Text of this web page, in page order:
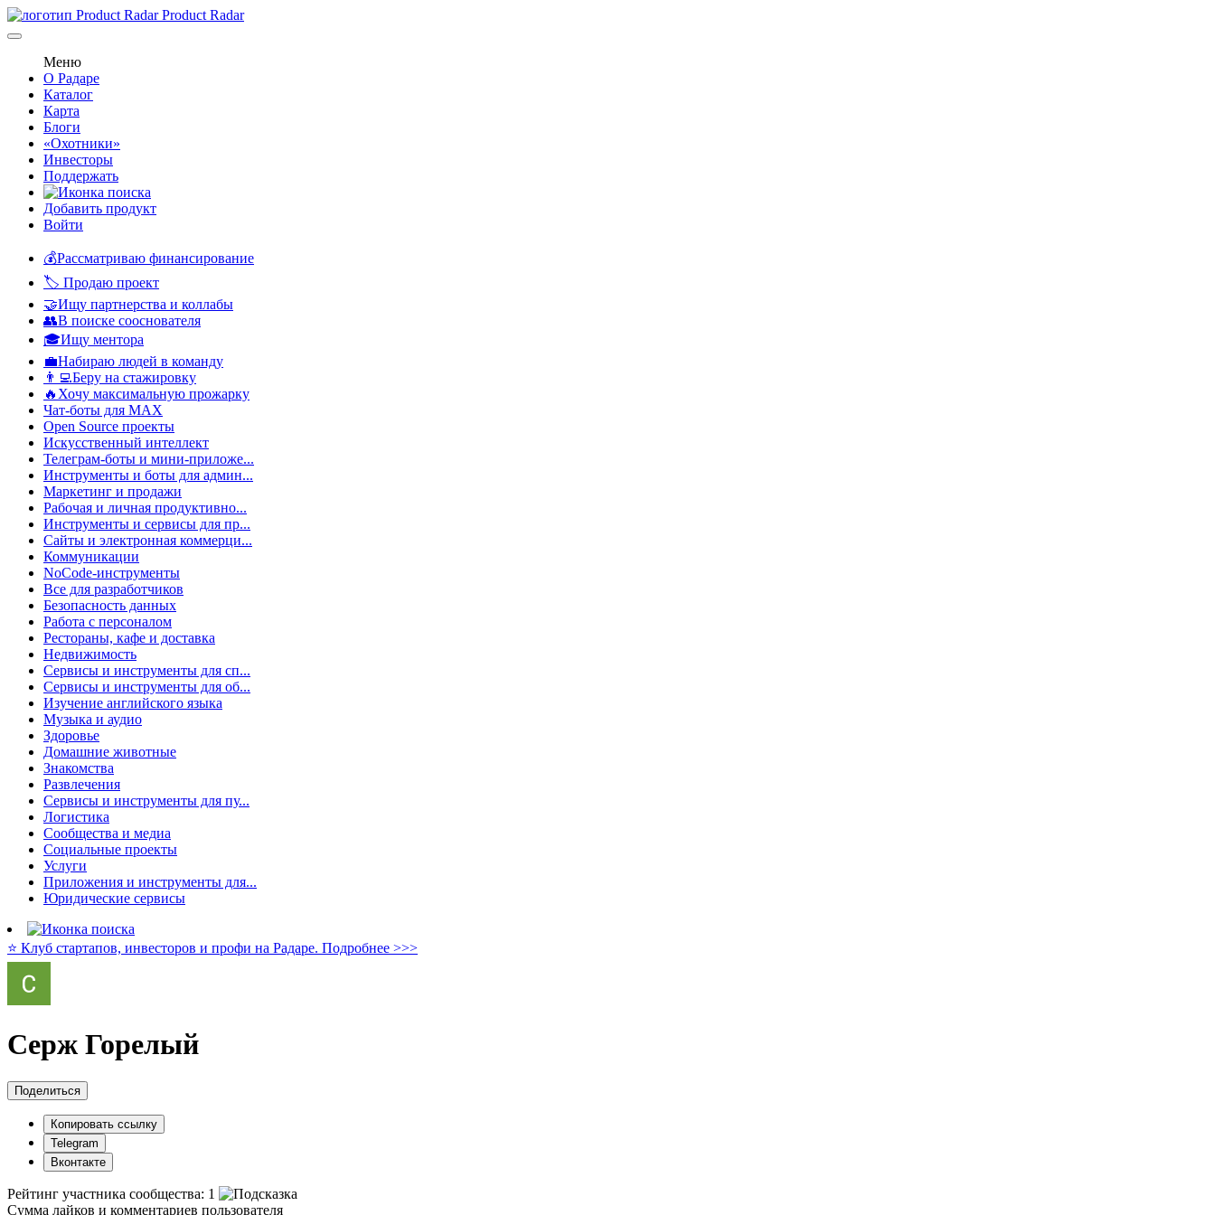
Product Radar
Меню
О Радаре
Каталог
Карта
Блоги
«Охотники»
Инвесторы
Поддержать
Добавить продукт
Войти
💰Рассматриваю финансирование
🏷️ Продаю проект
🤝Ищу партнерства и коллабы
👥В поиске сооснователя
🎓Ищу ментора
💼Набираю людей в команду
👨‍💻Беру на стажировку
🔥Хочу максимальную прожарку
Чат-боты для MAX
Open Source проекты
Искусственный интеллект
Телеграм-боты и мини-приложе...
Инструменты и боты для админ...
Маркетинг и продажи
Рабочая и личная продуктивно...
Инструменты и сервисы для пр...
Сайты и электронная коммерци...
Коммуникации
NoCode-инструменты
Все для разработчиков
Безопасность данных
Работа с персоналом
Рестораны, кафе и доставка
Недвижимость
Сервисы и инструменты для сп...
Сервисы и инструменты для об...
Изучение английского языка
Музыка и аудио
Здоровье
Домашние животные
Знакомства
Развлечения
Сервисы и инструменты для пу...
Логистика
Сообщества и медиа
Социальные проекты
Услуги
Приложения и инструменты для...
Юридические сервисы
⭐️ Клуб стартапов, инвесторов и профи на Радаре. Подробнее >>>
Серж Горелый
Поделиться
Копировать ссылку
Telegram
Вконтакте
Рейтинг участника сообщества: 1
Сумма лайков и комментариев пользователя